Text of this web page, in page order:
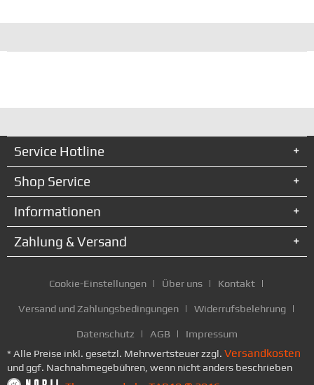
Service Hotline
Shop Service
Informationen
Zahlung & Versand
Cookie-Einstellungen Über uns Kontakt
Versand und Zahlungsbedingungen Widerrufsbelehrung
Datenschutz AGB
Impressum
* Alle Preise inkl. gesetzl. Mehrwertsteuer zzgl. Versandkosten
und ggf. Nachnahmegebühren, wenn nicht anders beschrieben